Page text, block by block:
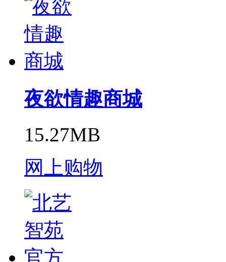
夜欲情趣商城
15.27MB
网上购物